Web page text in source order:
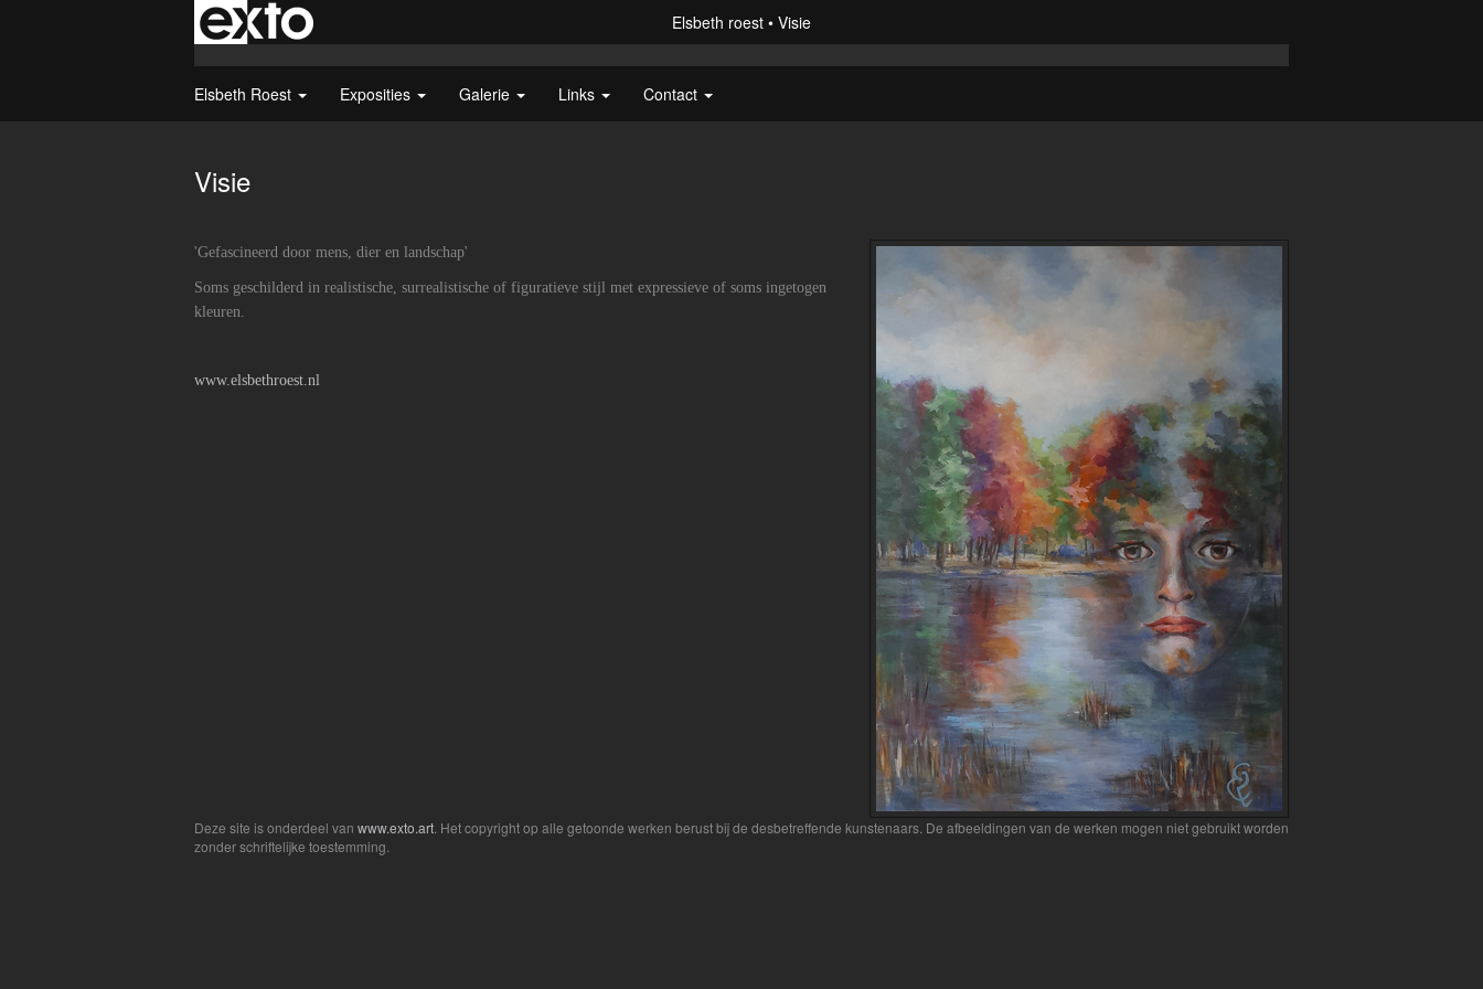
Elsbeth roest Visie
Elsbeth Roest Exposities Galerie Links Contact
Visie
'Gefascineerd door mens, dier en landschap'
Soms geschilderd in realistische, surrealistische of figuratieve stijl met expressieve of soms ingetogen
kleuren.
www.elsbethroest.nl
Deze site is onderdeel van www.exto.art . Het copyright op alle getoonde werken berust bij de desbetreffende kunstenaars. De afbeeldingen van de werken mogen niet gebruikt worden
zonder schriftelijke toestemming.